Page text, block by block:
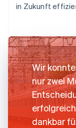
in Zukunft
Wir
nur zwei
dankbar